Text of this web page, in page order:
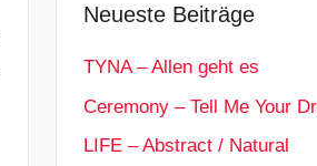
Neueste Beiträge
TYNA – Allen geht es
Ceremony – Tell Me Your
LIFE – Abstract / Natural